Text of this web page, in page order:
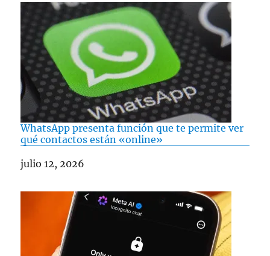
WhatsApp presenta función que te permite ver
qué contactos están «online»
Fecha
julio 12, 2026